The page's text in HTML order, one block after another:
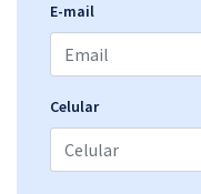
E-mail
Celular